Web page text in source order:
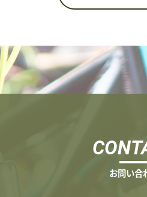
お問い合